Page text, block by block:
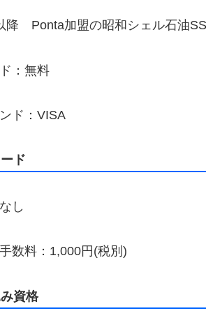
降 Ponta加盟の昭和シェル石油
：無料
ド：VISA
ド
し
数料：1,000円(税別)
資格